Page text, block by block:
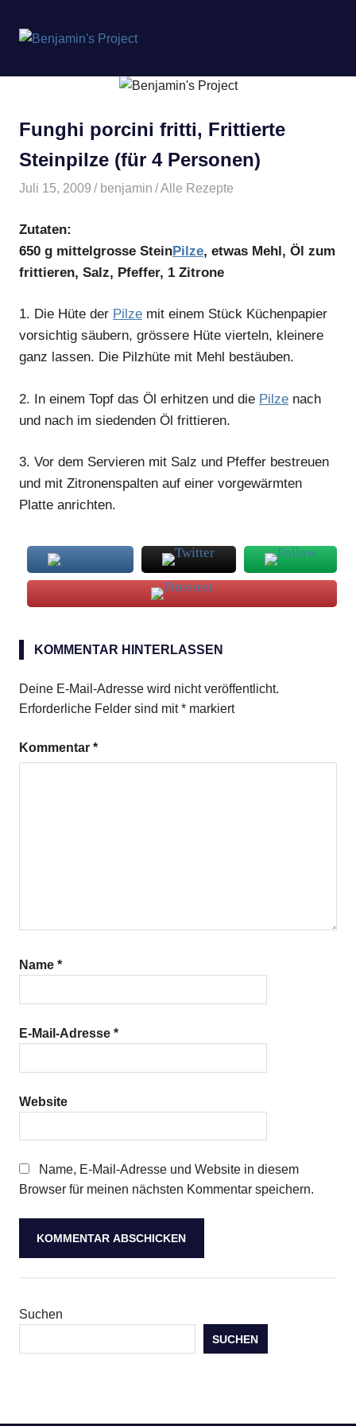
springen
Project
Funghi porcini fritti, Frittierte
Steinpilze (für 4 Personen)
Juli 15, 2009 benjamin Alle Rezepte
Zutaten:
650 g mittelgrosse SteinPilze, etwas Mehl, Öl zum
frittieren, Salz, Pfeffer, 1 Zitrone
1. Die Hüte der Pilze mit einem Stück Küchenpapier
vorsichtig säubern, grössere Hüte vierteln, kleinere
ganz lassen. Die Pilzhüte mit Mehl bestäuben.
2. In einem Topf das Öl erhitzen und die Pilze nach
und nach im siedenden Öl frittieren.
3. Vor dem Servieren mit Salz und Pfeffer bestreuen
und mit Zitronenspalten auf einer vorgewärmten
Platte anrichten.
KOMMENTAR HINTERLASSEN
Deine E-Mail-Adresse wird nicht veröffentlicht.
Erforderliche Felder sind mit* markiert
Kommentar *
Name *
E-Mail-Adresse *
Website
Name, E-Mail-Adresse und Website in diesem
Browser für meinen nächsten Kommentar speichern.
Suchen
SUCHEN